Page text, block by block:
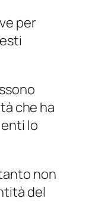
per
che ha
lo
non
del